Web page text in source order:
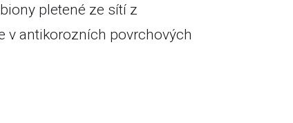
pletené ze sítí z
v antikorozních povrchových